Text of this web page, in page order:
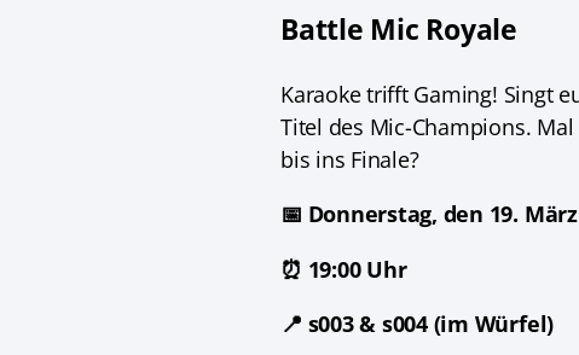
Battle Mic Royale
Karaoke trifft Gaming! Singt
Titel des Mic-Champions.
bis ins Finale?
📅 Donnerstag, den 19.
⏰ 19:00 Uhr
📍 s003 & s004 (im Würfel)